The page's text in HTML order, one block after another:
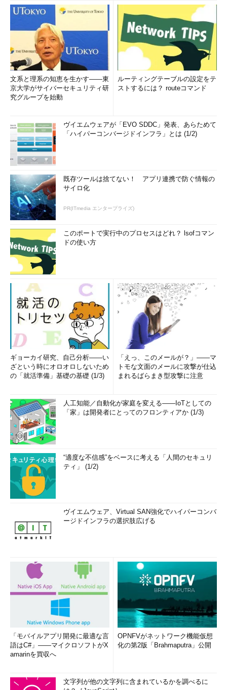
文系と理系の知恵を生かす――東
京大学がサイバーセキュリティ研
究グループを始動
ルーティングテーブルの設定をテ
ストするには？ routeコマンド
ヴイエムウェアが「EVO SDDC」発表、あらためて
「ハイパーコンバージドインフラ」とは (1/2)
既存ツールは捨てない！ アプリ連携で防ぐ情報の
サイロ化
PR(ITmedia エンタープライズ)
このポートで実行中のプロセスはどれ？ lsofコマン
ドの使い方
ギョーカイ研究、自己分析――い
ざという時にオロオロしないため
の「就活準備」基礎の基礎 (1/3)
「えっ、このメールが？」――マ
トモな文面のメールに攻撃が仕込
まれるばらまき型攻撃に注意
人工知能／自動化が家庭を変える――IoTとしての
「家」は開発者にとってのフロンティアか (1/3)
“適度な不信感”をベースに考える「人間のセキュリ
ティ」 (1/2)
ヴイエムウェア、Virtual SAN強化でハイパーコンバ
ージドインフラの選択肢広げる
「モバイルアプリ開発に最適な言
語はC#」――マイクロソフトがX
amarinを買収へ
OPNFVがネットワーク機能仮想
化の第2版「Brahmaputra」公開
文字列が他の文字列に含まれているかを調べるに